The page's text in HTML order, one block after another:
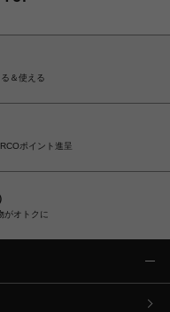
＆使える
ポイント進呈
がオトクに